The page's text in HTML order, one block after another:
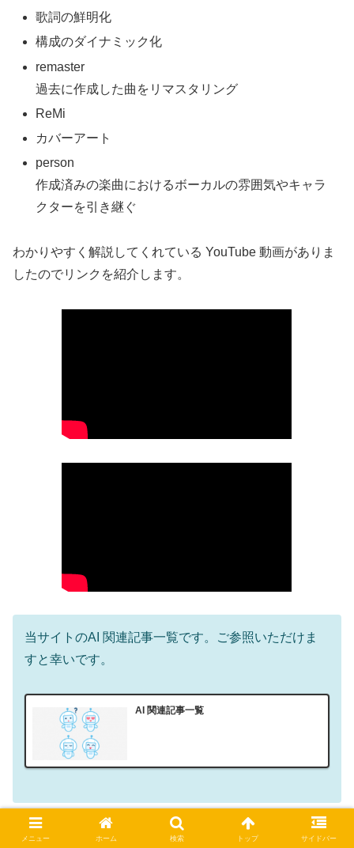
歌詞の鮮明化
構成のダイナミック化
remaster
過去に作成した曲をリマスタリング
ReMi
カバーアート
person
作成済みの楽曲におけるボーカルの雰囲気やキャラ
クターを引き継ぐ
わかりやすく解説してくれている YouTube 動画がありま
したのでリンクを紹介します。
当サイトのAI 関連記事一覧です。ご参照いただけま
すと幸いです。
AI 関連記事一覧
メニュー ホーム 検索 トップ サイドバー